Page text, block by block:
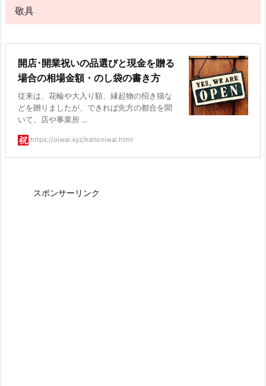
敬具
開店･開業祝いの品選びと現金を贈る
場合の相場金額・のし袋の書き方
従来は、花輪や大入り額、縁起物の招き猫な
どを贈りましたが、できれば先方の都合を聞
いて、店や事業所 ...
https://oiwai.xyz/kaiteniwai.html
スポンサーリンク